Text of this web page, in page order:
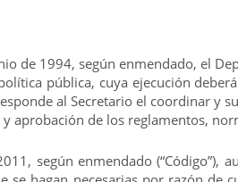
de 1994, según enmendado, el
pública, cuya ejecución
al Secretario el coordinar y
de los reglamentos,
según enmendado (“Código”),